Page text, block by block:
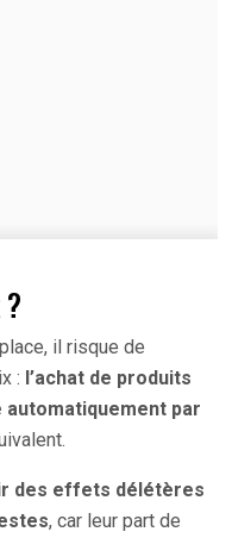
il risque de
: l’achat de produits
par
des effets délétères
, car leur part de